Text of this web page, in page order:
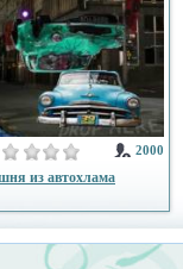
2000
из автохлама